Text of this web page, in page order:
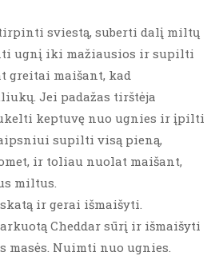
sviestą, suberti dalį miltų
ugnį iki mažiausios ir supilti
greitai maišant, kad
Jei padažas tirštėja
keptuvę nuo ugnies ir įpilti
supilti visą pieną,
ir toliau nuolat maišant,
miltus.
ir gerai išmaišyti.
Cheddar sūrį ir išmaišyti
Nuimti nuo ugnies.